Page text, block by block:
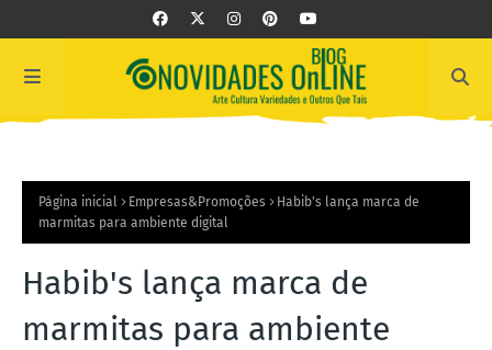
Página inicial Empresas&Promoções
Habib's lança marca de
marmitas para ambiente digital
Habib's lança marca de
marmitas para ambiente